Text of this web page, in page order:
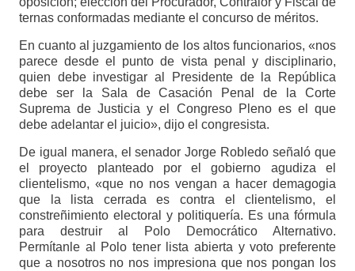
ternas conformadas mediante el concurso de méritos.
En cuanto al juzgamiento de los altos funcionarios, «nos
parece desde el punto de vista penal y disciplinario,
quien debe investigar al Presidente de la República
debe ser la Sala de Casación Penal de la Corte
Suprema de Justicia y el Congreso Pleno es el que
debe adelantar el juicio», dijo el congresista.
De igual manera, el senador Jorge Robledo señaló que
el proyecto planteado por el gobierno agudiza el
clientelismo, «que no nos vengan a hacer demagogia
que la lista cerrada es contra el clientelismo, el
constreñimiento electoral y politiquería. Es una fórmula
para destruir al Polo Democrático Alternativo.
Permítanle al Polo tener lista abierta y voto preferente
que a nosotros no nos impresiona que nos pongan los